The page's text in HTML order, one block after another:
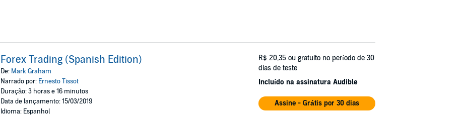
Forex Trading (Spanish Edition)
De: Mark Graham
Narrado por: Ernesto Tissot
Duração: 3 horas e 16 minutos
Data de lançamento: 15/03/2019
Idioma: Espanhol
R$ 20,35 ou gratuito no período de 30
dias de teste
Incluído na assinatura Audible
Assine - Grátis por 30 dias